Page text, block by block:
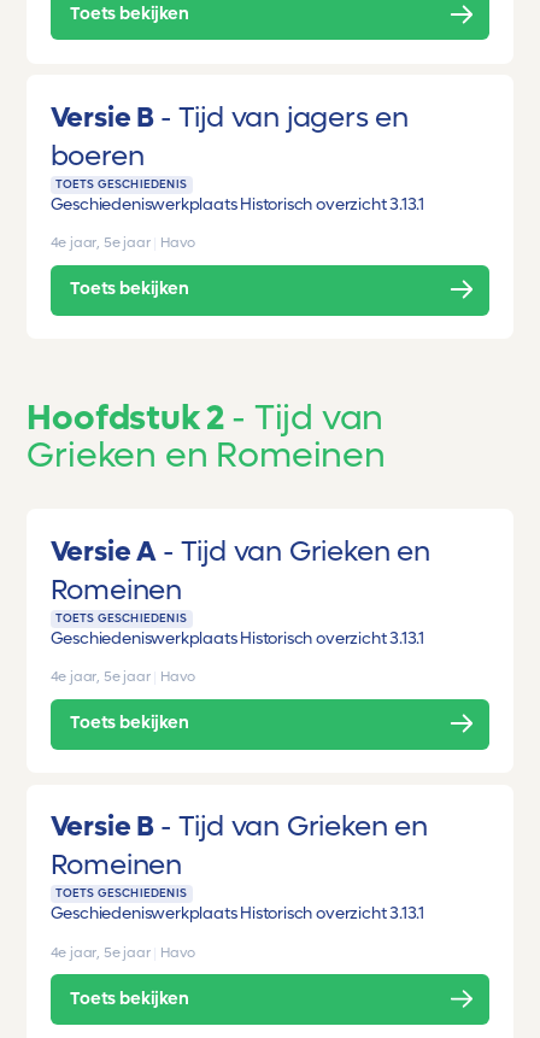
Toets bekijken
Versie B
Tijd van jagers en
boeren
TOETS GESCHIEDENIS
Geschiedeniswerkplaats Historisch overzicht 3.13.1
4e jaar, 5e jaar Havo
Toets bekijken
Hoofdstuk 2
Tijd van
Grieken en Romeinen
Versie A
Tijd van Grieken en
Romeinen
TOETS GESCHIEDENIS
Geschiedeniswerkplaats Historisch overzicht 3.13.1
4e jaar, 5e jaar Havo
Toets bekijken
Versie B
Tijd van Grieken en
Romeinen
TOETS GESCHIEDENIS
Geschiedeniswerkplaats Historisch overzicht 3.13.1
4e jaar, 5e jaar Havo
Toets bekijken